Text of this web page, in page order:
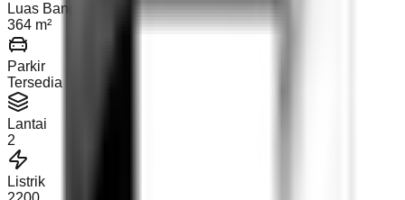
Luas Bangunan
364 m²
Parkir
Tersedia
Lantai
2
Listrik